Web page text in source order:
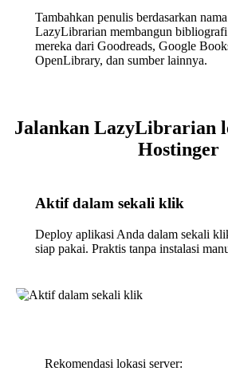
Tambahkan penulis berdasarkan
LazyLibrarian membangun
mereka dari Goodreads, Google
OpenLibrary, dan sumber lainnya.
Jalankan LazyLibrarian
Hostinger
Aktif dalam sekali klik
Deploy aplikasi Anda dalam sekali
siap pakai. Praktis tanpa instalasi
Rekomendasi lokasi server: